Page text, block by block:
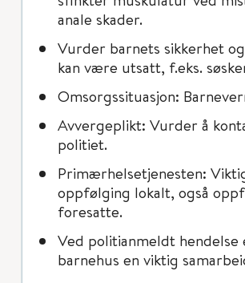
anale skader.
Vurder barnets sikkerhet
kan være utsatt, f.eks.
Omsorgssituasjon:
Avvergeplikt: Vurder å
politiet.
Primærhelsetjenesten:
oppfølging lokalt, også
foresatte.
Ved politianmeldt hendelse
barnehus en viktig